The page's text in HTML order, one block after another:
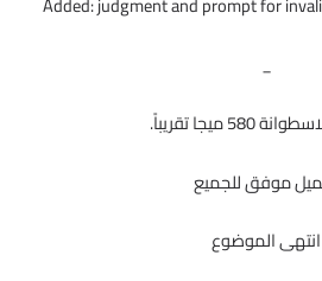
_
ميجا تقريباً.
موفق للجميع
انتهى الموضوع